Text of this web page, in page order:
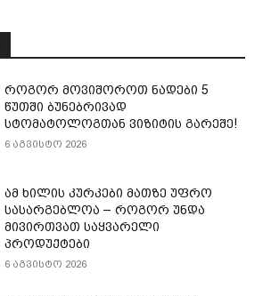
როგორ მოვიშოროთ ნადები 5
წუთში ბუნებრივად
სტომატოლოგთან ვიზიტის გარეშე!
6 აგვისტო 2026
ამ ხილის კურკები მათზე უფრო
სასარგებლოა – როგორ უნდა
მივირთვათ საყვარელი
პროდუქტები
6 აგვისტო 2026